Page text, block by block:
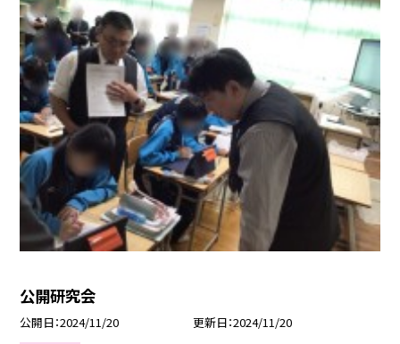
公開研究会
公開日 2024/11/20 更新日 2024/11/20